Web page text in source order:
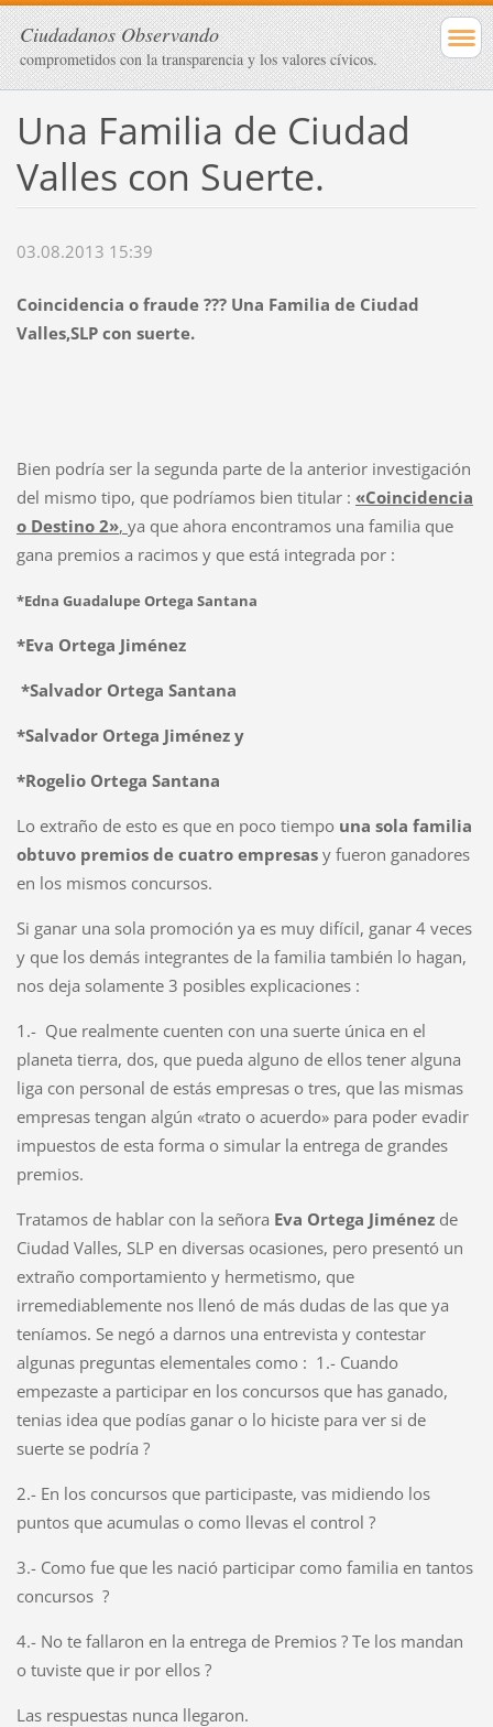
Ciudadanos Observando
comprometidos con la transparencia y los valores cívicos.
Una Familia de Ciudad
Valles con Suerte.
03.08.2013 15:39
Coincidencia o fraude ??? Una Familia de Ciudad
Valles,SLP con suerte.
Bien podría ser la segunda parte de la anterior investigación
del mismo tipo, que podríamos bien titular : «Coincidencia
o Destino 2», ya que ahora encontramos una familia que
gana premios a racimos y que está integrada por :
*Edna Guadalupe Ortega Santana
*Eva Ortega Jiménez
*Salvador Ortega Santana
*Salvador Ortega Jiménez y
*Rogelio Ortega Santana
Lo extraño de esto es que en poco tiempo una sola familia
obtuvo premios de cuatro empresasy fueron ganadores
en los mismos concursos.
Si ganar una sola promoción ya es muy difícil, ganar 4 veces
y que los demás integrantes de la familia también lo hagan,
nos deja solamente 3 posibles explicaciones :
1.- Que realmente cuenten con una suerte única en el
planeta tierra, dos, que pueda alguno de ellos tener alguna
liga con personal de estás empresas o tres, que las mismas
empresas tengan algún «trato o acuerdo» para poder evadir
impuestos de esta forma o simular la entrega de grandes
premios.
Tratamos de hablar con la señora Eva Ortega Jiménezde
Ciudad Valles, SLP en diversas ocasiones, pero presentó un
extraño comportamiento y hermetismo, que
irremediablemente nos llenó de más dudas de las que ya
teníamos. Se negó a darnos una entrevista y contestar
algunas preguntas elementales como : 1.- Cuando
empezaste a participar en los concursos que has ganado,
tenias idea que podías ganar o lo hiciste para ver si de
suerte se podría ?
2.- En los concursos que participaste, vas midiendo los
puntos que acumulas o como llevas el control ?
3.- Como fue que les nació participar como familia en tantos
concursos ?
4.- No te fallaron en la entrega de Premios ? Te los mandan
o tuviste que ir por ellos ?
Las respuestas nunca llegaron.